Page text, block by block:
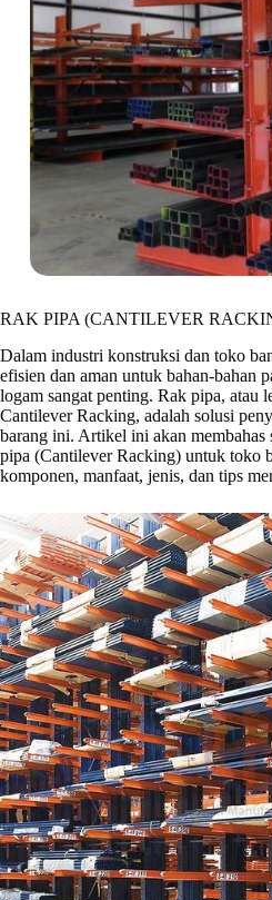
RAK PIPA (CANTILEVER
Dalam industri konstruksi dan toko
efisien dan aman untuk bahan-bahan
logam sangat penting. Rak pipa, atau
Cantilever Racking, adalah solusi
barang ini. Artikel ini akan membahas
pipa (Cantilever Racking) untuk toko
komponen, manfaat, jenis, dan tips